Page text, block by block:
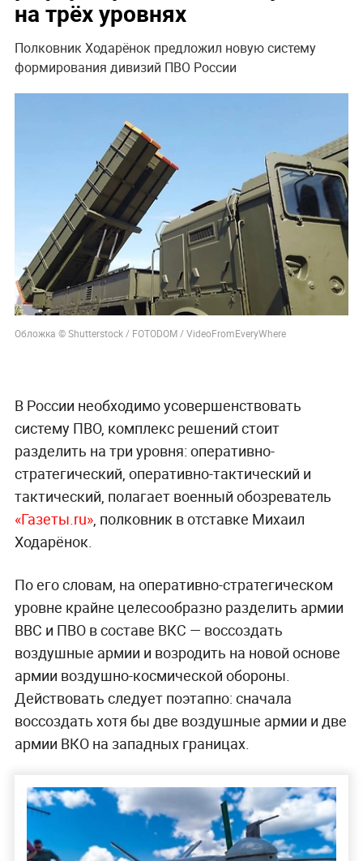
на трёх уровнях
Полковник Ходарёнок предложил новую систему
формирования дивизий ПВО России
Обложка © Shutterstock / FOTODOM / VideoFromEveryWhere
В России необходимо усовершенствовать
систему ПВО, комплекс решений стоит
разделить на три уровня: оперативно-
стратегический, оперативно-тактический и
тактический, полагает военный обозреватель
«Газеты.ru», полковник в отставке Михаил
Ходарёнок.
По его словам, на оперативно-стратегическом
уровне крайне целесообразно разделить армии
ВВС и ПВО в составе ВКС — воссоздать
воздушные армии и возродить на новой основе
армии воздушно-космической обороны.
Действовать следует поэтапно: сначала
воссоздать хотя бы две воздушные армии и две
армии ВКО на западных границах.